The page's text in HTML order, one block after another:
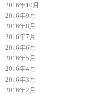
2016年10月
2016年9月
2016年8月
2016年7月
2016年6月
2016年5月
2016年4月
2016年3月
2016年2月